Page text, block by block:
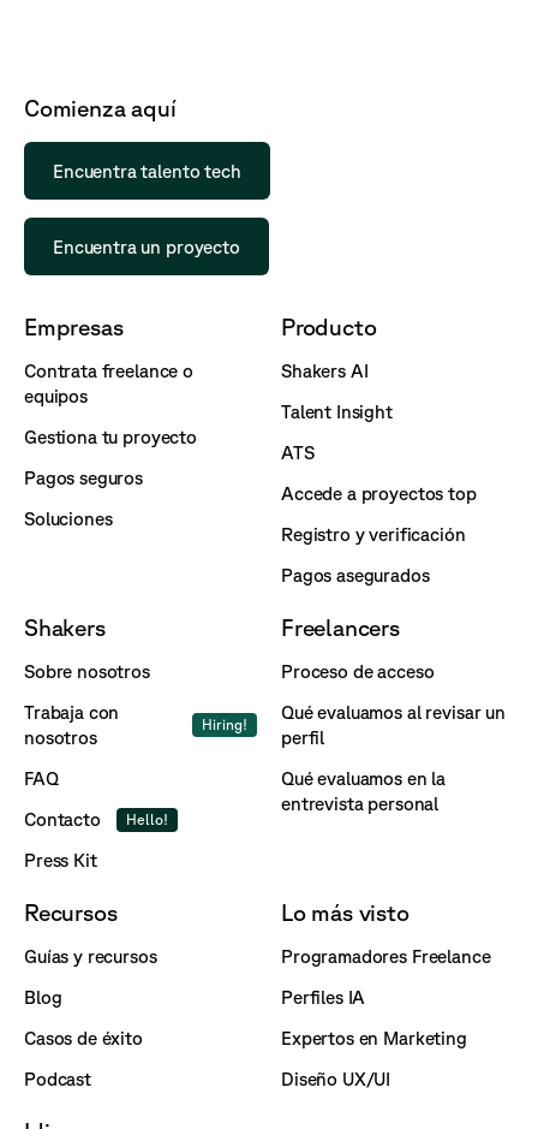
Comienza aquí
Encuentra talento tech
Encuentra un proyecto
Empresas
Contrata freelance o
equipos
Gestiona tu proyecto
Pagos seguros
Soluciones
Producto
Shakers AI
Talent Insight
ATS
Accede a proyectos top
Registro y verificación
Pagos asegurados
Shakers
Sobre nosotros
Trabaja con
nosotros
Hiring!
FAQ
Contacto
Hello!
Press Kit
Freelancers
Proceso de acceso
Qué evaluamos al revisar un
perfil
Qué evaluamos en la
entrevista personal
Recursos
Guías y recursos
Blog
Casos de éxito
Podcast
Lo más visto
Programadores Freelance
Perfiles IA
Expertos en Marketing
Diseño UX/UI